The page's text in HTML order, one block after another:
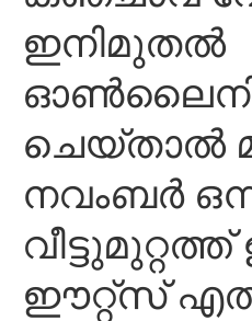
ഇനിമുതല്‍
ചെയ്താല്‍
നവംബര്‍
ഈറ്റ്സ്